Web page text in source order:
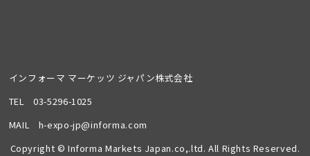
インフォーマ マーケッツ ジャパン株式会社
TEL03-5296-1025
MAIL h-expo-jp@informa.com
Copyright © Informa Markets Japan.co,.ltd. All Rights Reserved.